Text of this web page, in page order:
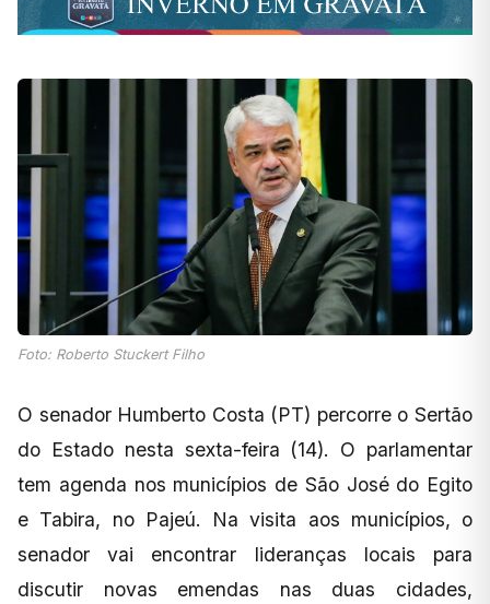
Foto: Roberto Stuckert Filho
O senador Humberto Costa (PT) percorre o Sertão
do Estado nesta sexta-feira (14). O parlamentar
tem agenda nos municípios de São José do Egito
e Tabira, no Pajeú. Na visita aos municípios, o
senador vai encontrar lideranças locais para
discutir novas emendas nas duas cidades,